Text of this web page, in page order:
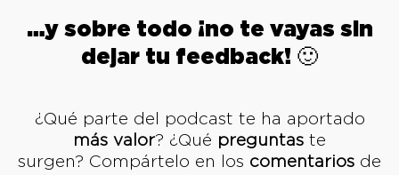
…y sobre todo ¡no te vayas sin
dejar tu feedback! 🙂
¿Qué parte del podcast te ha aportado
más valor? ¿Qué preguntas te
surgen? Compártelo en los comentarios de